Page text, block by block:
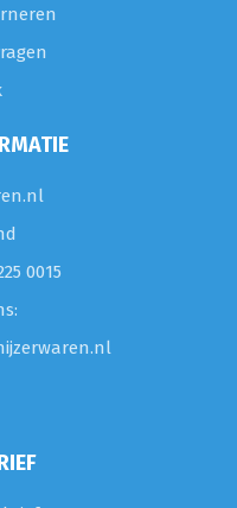
0015